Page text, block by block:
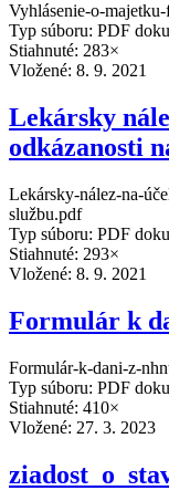
Vyhlásenie-o-
Typ súboru: PDF
Stiahnuté: 283×
Vložené: 8. 9. 2021
Lekársky
odkázanosti
Lekársky-nález-na-
službu.pdf
Typ súboru: PDF
Stiahnuté: 293×
Vložené: 8. 9. 2021
Formulár k
Formulár-k-dani-z-
Typ súboru: PDF
Stiahnuté: 410×
Vložené: 27. 3. 2023